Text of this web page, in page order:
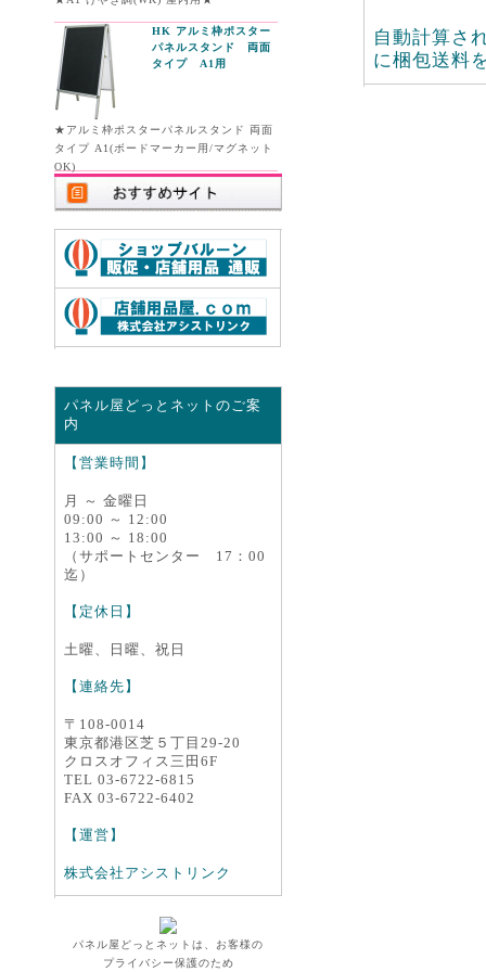
HK アルミ枠ポスター
パネルスタンド 両面
タイプ A1用
★アルミ枠ポスターパネルスタンド 両面
タイプ A1(ボードマーカー用/マグネット
OK)
パネル屋どっとネットのご案
内
【営業時間】
月 ～ 金曜日
09:00 ～ 12:00
13:00 ～ 18:00
（サポートセンター 17：00
迄）
【定休日】
土曜、日曜、祝日
【連絡先】
〒108-0014
東京都港区芝５丁目29-20
クロスオフィス三田6F
TEL 03-6722-6815
FAX 03-6722-6402
【運営】
株式会社アシストリンク
パネル屋どっとネットは、お客様の
プライバシー保護のため
自動計算さ
に梱包送料